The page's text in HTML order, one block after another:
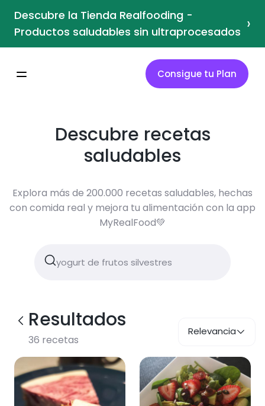
Descubre la Tienda Realfooding -
Productos saludables sin ultraprocesados ›
Consigue tu Plan
Descubre recetas
saludables
Explora más de 200.000 recetas saludables, hechas
con comida real y mejora tu alimentación con la app
MyRealFood💚
Resultados
36 recetas
Relevancia